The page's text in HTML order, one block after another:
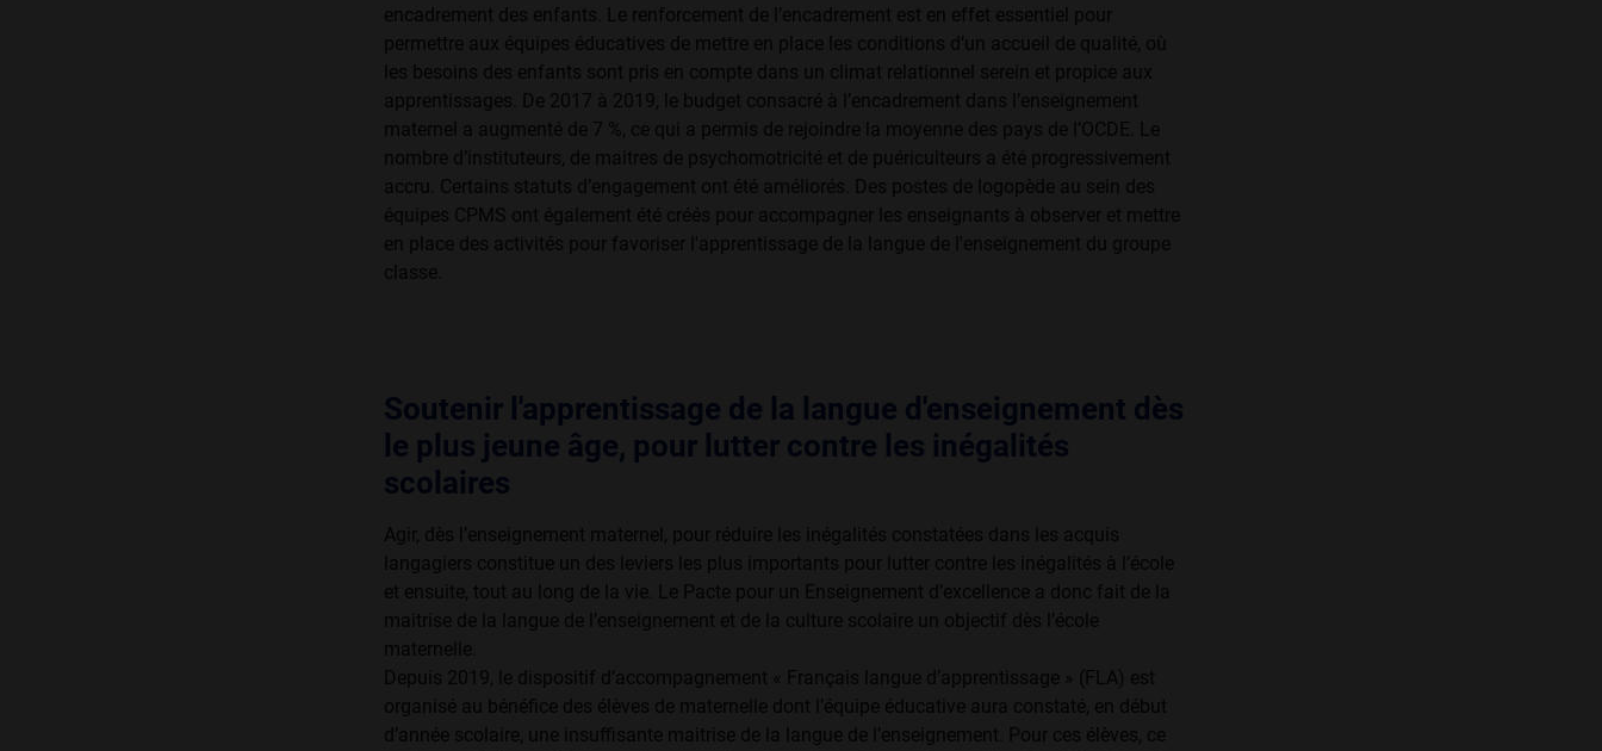
encadrement des enfants. Le renforcement de l’encadrement est en effet essentiel pour
permettre aux équipes édu­catives de mettre en place les conditions d’un accueil de qualité, où
les besoins des enfants sont pris en compte dans un climat relationnel serein et propice aux
apprentissages. De 2017 à 2019, le budget consacré à l’encadrement dans l’enseignement
maternel a augmenté de 7 %, ce qui a permis de rejoindre la moyenne des pays de l’OCDE. Le
nombre d’instituteurs, de maitres de psychomotricité et de puéri­culteurs a été progressivement
accru. Certains statuts d’engagement ont été améliorés. Des postes de logopède au sein des
équipes CPMS ont également été créés pour accompagner les enseignants à observer et mettre
en place des activités pour favoriser l'apprentissage de la langue de l'enseignement du groupe
classe.
Soutenir l'apprentissage de la langue d'enseignement dès
le plus jeune âge, pour lutter contre les inégalités
scolaires
Agir, dès l’enseignement maternel, pour réduire les inégalités constatées dans les acquis
langagiers constitue un des leviers les plus importants pour lutter contre les inégalités à l’école
et ensuite, tout au long de la vie. Le Pacte pour un Enseignement d’excellence a donc fait de la
maitrise de la langue de l’enseignement et de la culture scolaire un objectif dès l’école
maternelle.
Depuis 2019, le dispositif d’accom­pagnement « Français langue d’apprentissage » (FLA) est
organisé au bénéfice des élèves de maternelle dont l’équipe éducative aura constaté, en début
d’année scolaire, une insuffisante maitrise de la langue de l’enseignement. Pour ces élèves, ce